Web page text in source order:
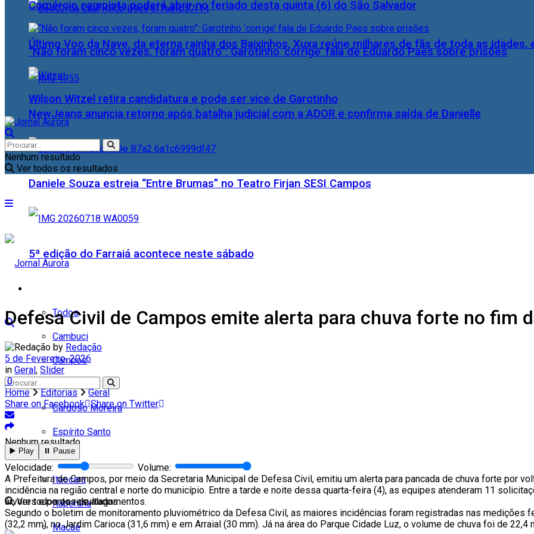
Último Voo da Nave, da eterna rainha dos Baixinhos, Xuxa reúne milhares de fãs de toda as idades,
NewJeans anuncia retorno após batalha judicial com a ADOR e confirma saída de Danielle
Daniele Souza estreia “Entre Brumas” no Teatro Firjan SESI Campos
5ª edição do Farraiá acontece neste sábado
Todos
Cambuci
Campos
Cardoso Moreira
Espírito Santo
Italva
Itaocara
Itaperuna
Macaé
Comércio campista poderá abrir no feriado desta quinta (6) do São Salvador
“Não foram cinco vezes, foram quatro”: Garotinho ‘corrige’ fala de Eduardo Paes sobre prisões
Wilson Witzel retira candidatura e pode ser vice de Garotinho
Nenhum resultado
Ver todos os resultados
Nenhum resultado
Ver todos os resultados
Defesa Civil de Campos emite alerta para chuva forte no fim
by Redação
5 de Fevereiro, 2026
in Geral, Slider
0
Home
Editorias
Geral
Share on Facebook Share on Twitter
▶️ Play ⏸️ Pause
Velocidade:
Volume:
A Prefeitura de Campos, por meio da Secretaria Municipal de Defesa Civil, emitiu um alerta para pancada de chuva forte por
incidência na região central e norte do município. Entre a tarde e noite dessa quarta-feira (4), as equipes atenderam 11
árvores e pontos de alagamentos.
Segundo o boletim de monitoramento pluviométrico da Defesa Civil, as maiores incidências foram registradas nas medições
(32,2 mm), no Jardim Carioca (31,6 mm) e em Arraial (30 mm). Já na área do Parque Cidade Luz, o volume de chuva foi de 22,4